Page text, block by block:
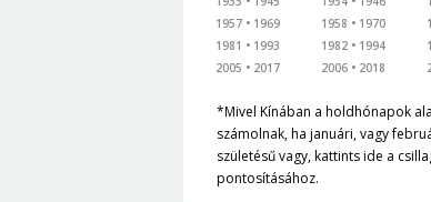
1957
1969
1981
1993
2005
2017
1958
1970
1982
1994
2006
2018
*Mivel Kínában a holdhónapok
számolnak, ha januári, vagy
születésű vagy, kattints ide a
pontosításához.